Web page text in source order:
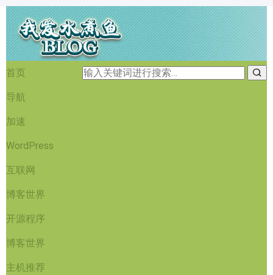
首页
导航
加速
WordPress
互联网
博客世界
开源程序
博客世界
主机推荐